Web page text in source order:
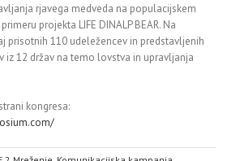
rjavega medveda na populacijskem
projekta LIFE DINALP BEAR. Na
prisotnih 110 udeležencev in predstavljenih
iz 12 držav na temo lovstva in upravljanja
kongresa: